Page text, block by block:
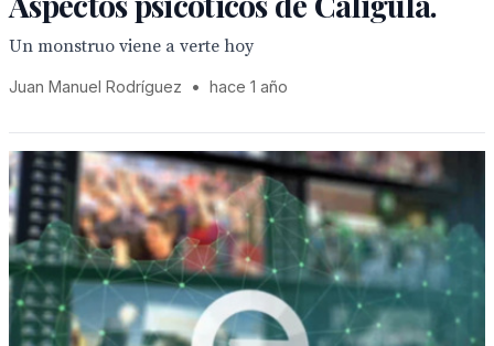
Un monstruo viene a verte hoy
Juan Manuel Rodríguez • hace 1 año